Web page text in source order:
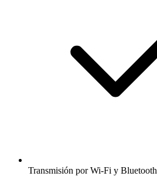
Transmisión por Wi-Fi y Bluetooth